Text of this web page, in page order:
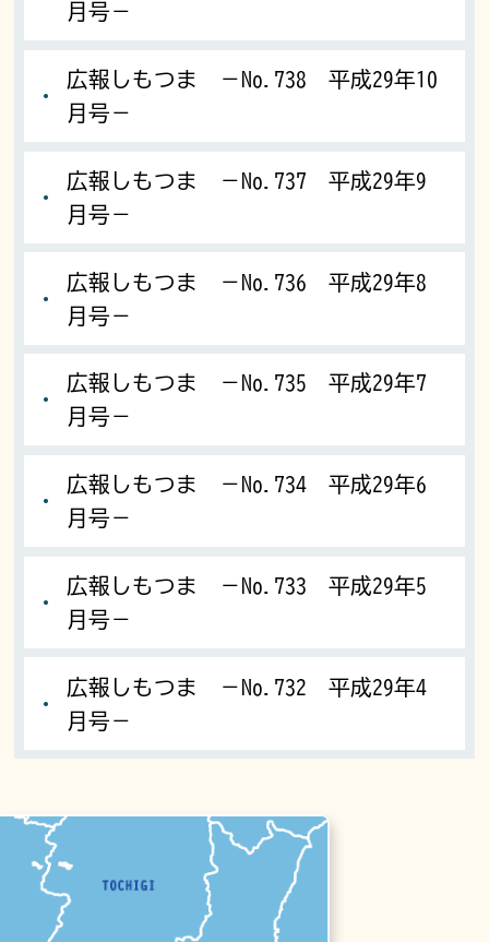
月号－
広報しもつま －No.738 平成29年10
月号－
広報しもつま －No.737 平成29年9
月号－
広報しもつま －No.736 平成29年8
月号－
広報しもつま －No.735 平成29年7
月号－
広報しもつま －No.734 平成29年6
月号－
広報しもつま －No.733 平成29年5
月号－
広報しもつま －No.732 平成29年4
月号－